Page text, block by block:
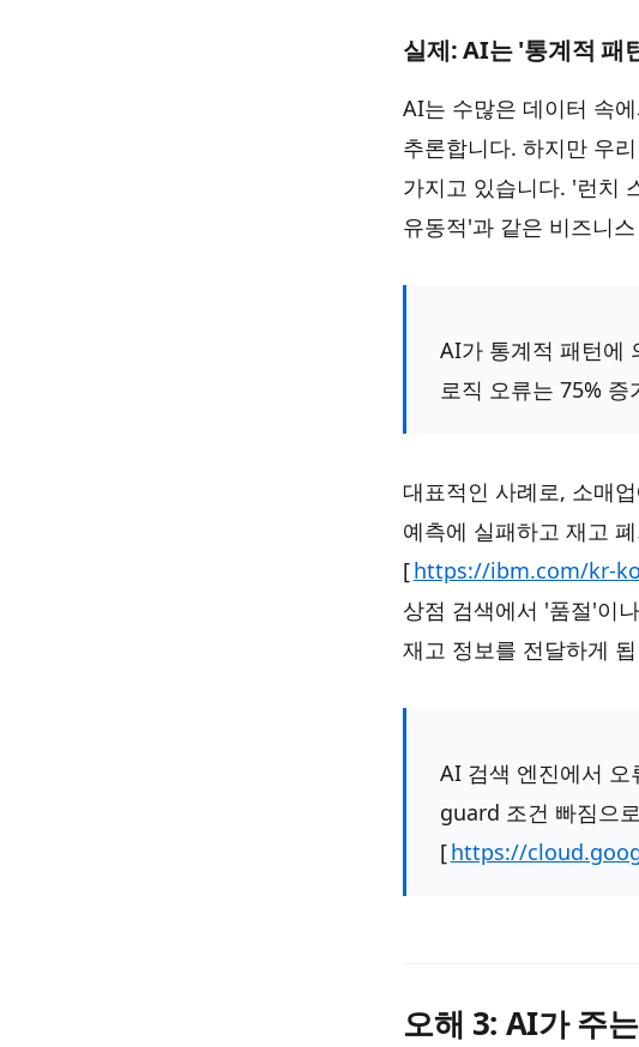
실제: AI는 '통계적 패
AI는 수많은 데이터 속
추론합니다. 하지만 우
가지고 있습니다. '런치
유동적'과 같은 비즈니
AI가 통계적 패턴에
로직 오류는 75% 증
대표적인 사례로, 소매
예측에 실패하고 재고
[https://ibm.com/kr-
상점 검색에서 '품절'이
재고 정보를 전달하게
AI 검색 엔진에서
guard 조건 빠짐으
[https://
오해 3: AI가 주